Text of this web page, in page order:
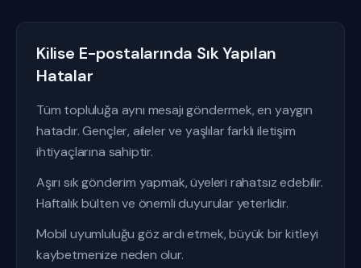
Kilise E-postalarında Sık Yapılan
Hatalar
Tüm topluluğa aynı mesajı göndermek, en yaygın
hatadır. Gençler, aileler ve yaşlılar farklı iletişim
ihtiyaçlarına sahiptir.
Aşırı sık gönderim yapmak, üyeleri rahatsız edebilir.
Haftalık bülten ve önemli duyurular yeterlidir.
Mobil uyumluluğu göz ardı etmek, büyük bir kitleyi
kaybetmenize neden olur.